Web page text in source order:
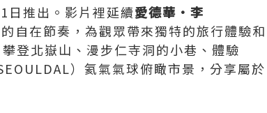
推出。影片裡延續愛德華 • 李
自在節奏，為觀眾帶來獨特的旅行體驗和
登北嶽山、漫步仁寺洞的小巷、體驗
）氦氣氣球俯瞰市景，分享屬於